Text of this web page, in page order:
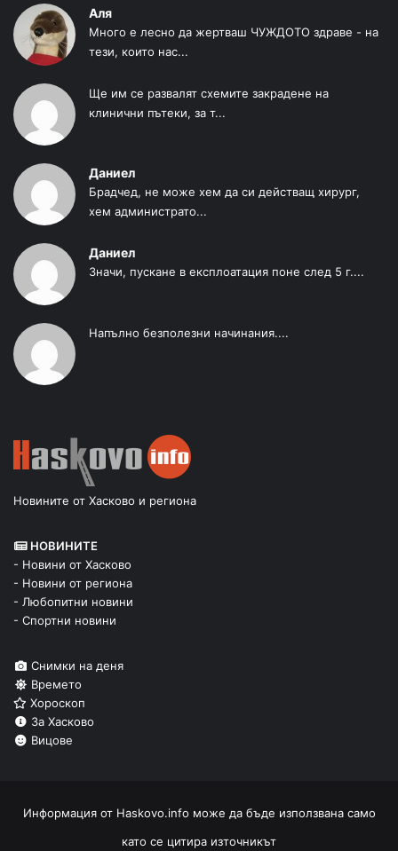
Аля
Много е лесно да жертваш ЧУЖДОТО здраве - на
тези, които нас...
Ще им се развалят схемите закрадене на
клинични пътеки, за т...
Даниел
Брадчед, не може хем да си действащ хирург,
хем администрато...
Даниел
Значи, пускане в експлоатация поне след 5 г....
Напълно безполезни начинания....
Новините от Хасково и региона
НОВИНИТЕ
- Новини от Хасково
- Новини от региона
- Любопитни новини
- Спортни новини
Снимки на деня
Времето
Хороскоп
За Хасково
Вицове
Информация от Haskovo.info може да бъде използвана само
като се цитира източникът